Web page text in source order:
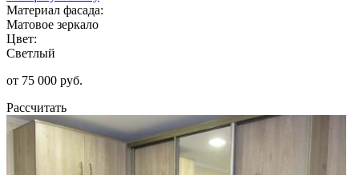
Материал фасада:
Матовое зеркало
Цвет:
Светлый
от 75 000 руб.
Рассчитать